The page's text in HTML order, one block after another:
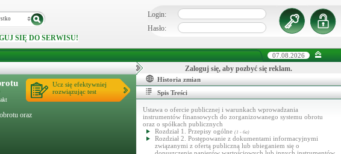
SIĘ DO SERWISU!
Login:
Hasło:
07.08.2026
oraz
Ucz się efektywniej
rozwiązując test
Zaloguj się, aby pozbyć się reklam.
Historia zmian
Spis Treści
Ustawa o ofercie publicznej i warunkach wprowadzania
instrumentów finansowych do zorganizowanego systemu obrotu
oraz o spółkach publicznych
Rozdział 1. Przepisy ogólne (1 - 6a)
Rozdział 2. Postępowanie z dokumentami informacyjnymi
związanymi z ofertą publiczną lub ubieganiem się o